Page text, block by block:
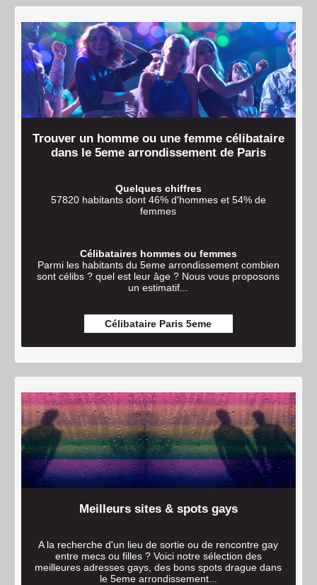
Trouver un homme ou une femme célibataire
dans le 5eme arrondissement de Paris
Quelques chiffres
57820 habitants dont 46% d'hommes et 54% de
femmes
Célibataires hommes ou femmes
Parmi les habitants du 5eme arrondissement combien
sont célibs ? quel est leur âge ? Nous vous proposons
un estimatif...
Célibataire Paris 5eme
Meilleurs sites & spots gays
A la recherche d'un lieu de sortie ou de rencontre gay
entre mecs ou filles ? Voici notre sélection des
meilleures adresses gays, des bons spots drague dans
le 5eme arrondissement...